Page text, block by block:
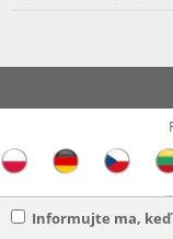
Informujte ma,